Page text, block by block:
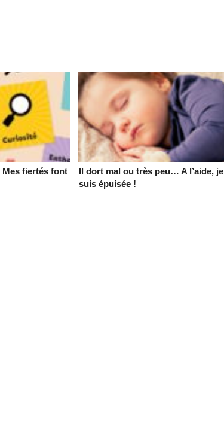
fiertés font
Il dort mal ou très peu… A l’aide, je
suis épuisée !